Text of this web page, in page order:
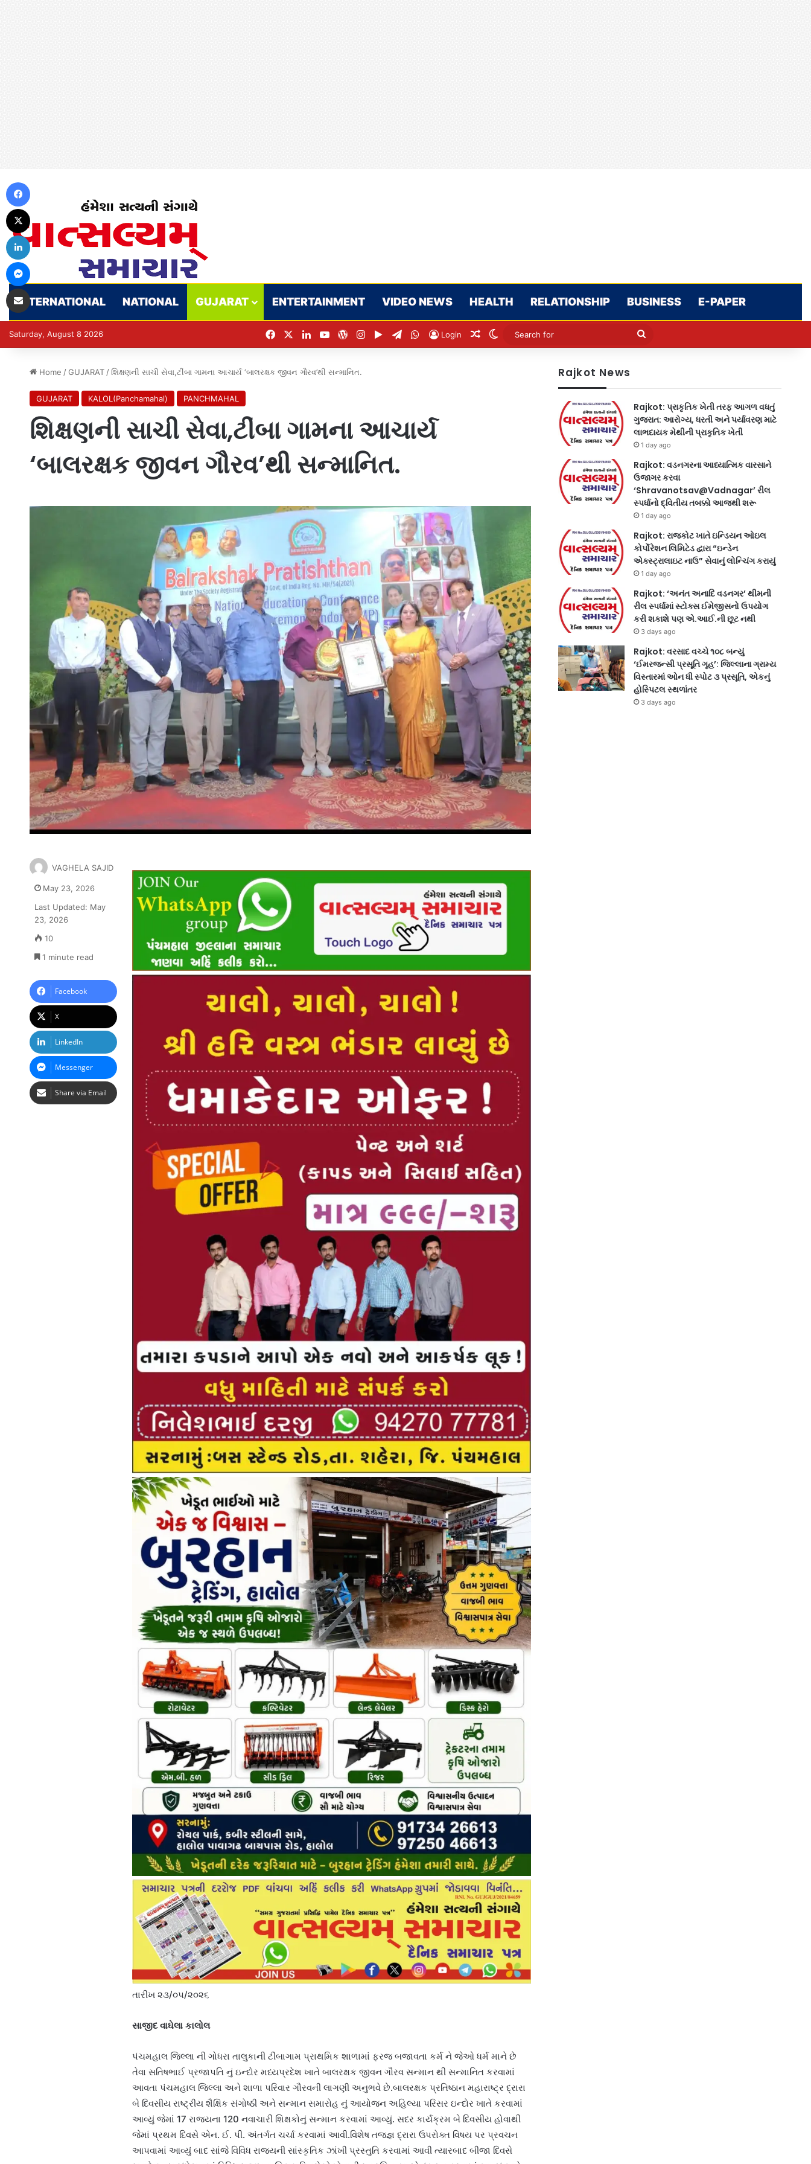
INTERNATIONAL NATIONAL GUJARAT ENTERTAINMENT VIDEO NEWS HEALTH RELATIONSHIP BUSINESS E-PAPER
Saturday, August 8 2026 FacebookLinkedInYouTubeWordPress
Instagram
Google Play
Telegram
WhatsApp
Login Random Article
Switch skin
Search
Home / GUJARAT / શિક્ષણની સાચી સેવા,ટીંબા ગામના આચાર્ય ‘બાલરક્ષક જીવન ગૌરવ’થી સન્માનિત.
GUJARAT KALOL(Panchamahal) PANCHMAHAL
શિક્ષણની સાચી સેવા,ટીંબા ગામના આચાર્ય
‘બાલરક્ષક જીવન ગૌરવ’થી સન્માનિત.
તારીખ ૨૩/૦૫/૨૦૨૬
સાજીદ વાઘેલા કાલોલ
પંચમહાલ જિલ્લા ની ગોધરા તાલુકાની ટીંબાગામ પ્રાથમિક શાળામાં ફરજ બજાવતા કર્મ ને જેઓ ધર્મ માને છે
તેવા સતિષભાઈ પ્રજાપતિ નું ઇન્દોર મધ્યપ્રદેશ ખાતે બાલરક્ષક જીવન ગૌરવ સન્માન થી સન્માનિત કરવામાં
આવતા પંચમહાલ જિલ્લા અને શાળા પરિવાર ગૌરવની લાગણી અનુભવે છે.બાલરક્ષક પ્રતિષ્ઠાન મહારાષ્ટ્ર દ્રારા
બે દિવસીય રાષ્ટ્રીય શૈક્ષિક સંગોષ્ઠી અને સન્માન સમારોહ નું આયોજન અહિલ્યા પરિસર ઇન્દોર ખાતે કરવામાં
આવ્યું જેમાં 17 રાજ્યના 120 નવાચારી શિક્ષકોનું સન્માન કરવામાં આવ્યું. સદર કાર્યક્રમ બે દિવસીય હોવાથી
જેમાં પ્રથમ દિવસે એન. ઈ. પી. અંતર્ગત ચર્ચા કરવામાં આવી.વિશેષ તજજ્ઞ દ્રારા ઉપરોક્ત વિષય પર પ્રવચન
આપવામાં આવ્યું બાદ સાંજે વિવિધ રાજ્યની સાંસ્કૃતિક ઝાંખી પ્રસ્તુતિ કરવામાં આવી ત્યારબાદ બીજા દિવસે
VAGHELA SAJID
May 23, 2026
Last Updated: May
23, 2026
10
1 minute read
Facebook
X
LinkedIn
Messenger
Share via Email
Rajkot News
Rajkot: પ્રાકૃતિક ખેતી તરફ આગળ વધતું
ગુજરાત: આરોગ્ય, ધરતી અને પર્યાવરણ માટે
લાભદાયક મેથીની પ્રાકૃતિક ખેતી
1 day ago
Rajkot: વડનગરના આધ્યાત્મિક વારસાને
ઉજાગર કરવા
‘Shravanotsav@Vadnagar’ રીલ
સ્પર્ધાનો દ્વિતીય તબક્કો આજથી શરૂ
1 day ago
Rajkot: રાજકોટ ખાતે ઇન્ડિયન ઓઇલ
કોર્પોરેશન લિમિટેડ દ્વારા “ઇન્ડેન
એક્સ્ટ્રાલાઇટ નાઉ” સેવાનું લોન્ચિંગ કરાયું
1 day ago
Rajkot: ‘અનંત અનાદિ વડનગર’ થીમની
રીલ સ્પર્ધામાં સ્ટોક્સ ઈમેજીસનો ઉપયોગ
કરી શકાશે પણ એ.આઈ.ની છૂટ નથી
3 days ago
Rajkot: વરસાદ વચ્ચે ૧૦૮ બન્યું
‘ઈમરજન્સી પ્રસૂતિ ગૃહ’: જિલ્લાના ગ્રામ્ય
વિસ્તારમાં ઓન ધી સ્પોટ ૩ પ્રસૂતિ, એકનું
હોસ્પિટલ સ્થળાંતર
3 days ago
LinkedIn